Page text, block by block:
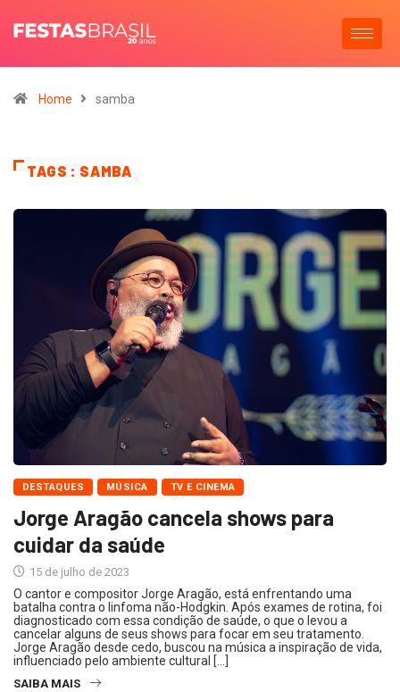
Home samba
TAGS : SAMBA
DESTAQUES MÚSICA TV E CINEMA
Jorge Aragão cancela shows para
cuidar da saúde
15 de julho de 2023
O cantor e compositor Jorge Aragão, está enfrentando uma
batalha contra o linfoma não-Hodgkin. Após exames de rotina, foi
diagnosticado com essa condição de saúde, o que o levou a
cancelar alguns de seus shows para focar em seu tratamento.
Jorge Aragão desde cedo, buscou na música a inspiração de vida,
influenciado pelo ambiente cultural […]
SAIBA MAIS